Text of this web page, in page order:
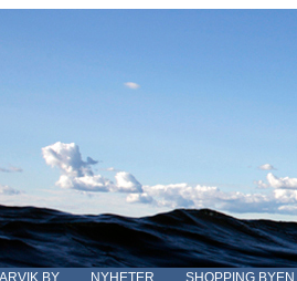
BY NYHETER SHOPPING BYEN